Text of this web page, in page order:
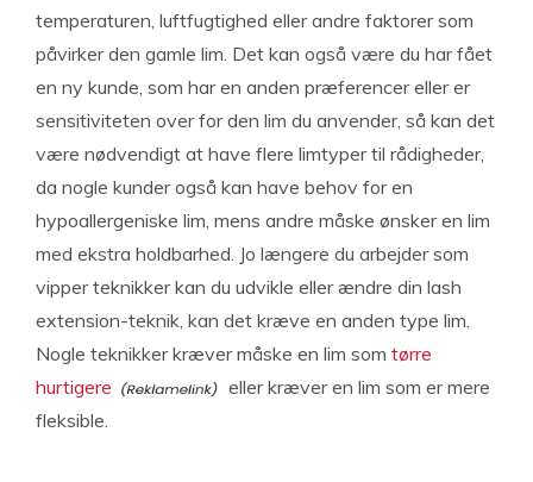
temperaturen, luftfugtighed eller andre faktorer som
påvirker den gamle lim. Det kan også være du har fået
en ny kunde, som har en anden præferencer eller er
sensitiviteten over for den lim du anvender, så kan det
være nødvendigt at have flere limtyper til rådigheder,
da nogle kunder også kan have behov for en
hypoallergeniske lim, mens andre måske ønsker en lim
med ekstra holdbarhed. Jo længere du arbejder som
vipper teknikker kan du udvikle eller ændre din lash
extension-teknik, kan det kræve en anden type lim.
Nogle teknikker kræver måske en lim som tørre
hurtigere
eller kræver en lim som er mere
fleksible.